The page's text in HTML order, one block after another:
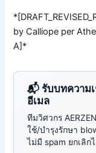
by Calliope per
A]*
📬 รับบทความ
อีเมล
ทีมวิศวกร
ใช้/บำรุงรักษา
ไม่มี spam ยกเลิก